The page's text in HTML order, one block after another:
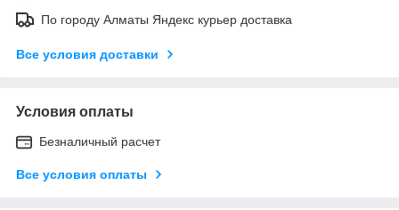
По городу Алматы Яндекс курьер доставка
Все условия доставки
Условия оплаты
Безналичный расчет
Все условия оплаты